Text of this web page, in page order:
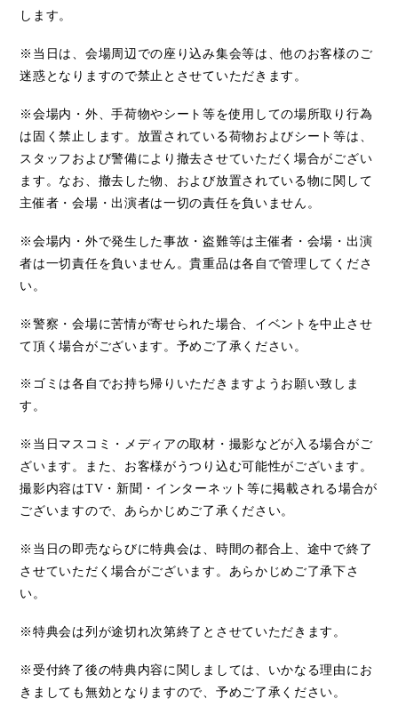
します。
※当日は、会場周辺での座り込み集会等は、他のお客様のご
迷惑となりますので禁止とさせていただきます。
※会場内・外、手荷物やシート等を使用しての場所取り行為
は固く禁止します。放置されている荷物およびシート等は、
スタッフおよび警備により撤去させていただく場合がござい
ます。なお、撤去した物、および放置されている物に関して
主催者・会場・出演者は一切の責任を負いません。
※会場内・外で発生した事故・盗難等は主催者・会場・出演
者は一切責任を負いません。貴重品は各自で管理してくださ
い。
※警察・会場に苦情が寄せられた場合、イベントを中止させ
て頂く場合がございます。予めご了承ください。
※ゴミは各自でお持ち帰りいただきますようお願い致しま
す。
※当日マスコミ・メディアの取材・撮影などが入る場合がご
ざいます。また、お客様がうつり込む可能性がございます。
撮影内容はTV ・新聞・インターネット等に掲載される場合が
ございますので、あらかじめご了承ください。
※当日の即売ならびに特典会は、時間の都合上、途中で終了
させていただく場合がございます。あらかじめご了承下さ
い。
※特典会は列が途切れ次第終了とさせていただきます。
※受付終了後の特典内容に関しましては、いかなる理由にお
きましても無効となりますので、予めご了承ください。